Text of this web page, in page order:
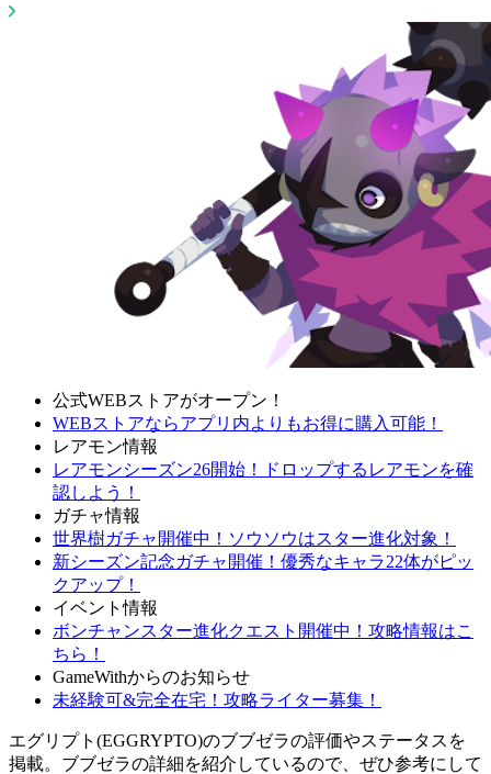
公式WEBストアがオープン！
WEBストアならアプリ内よりもお得に購入可能！
レアモン情報
レアモンシーズン26開始！ドロップするレアモンを確
認しよう！
ガチャ情報
世界樹ガチャ開催中！ソウソウはスター進化対象！
新シーズン記念ガチャ開催！優秀なキャラ22体がピッ
クアップ！
イベント情報
ボンチャンスター進化クエスト開催中！攻略情報はこ
ちら！
GameWithからのお知らせ
未経験可&完全在宅！攻略ライター募集！
エグリプト(EGGRYPTO)のブブゼラの評価やステータスを
掲載。ブブゼラの詳細を紹介しているので、ぜひ参考にして